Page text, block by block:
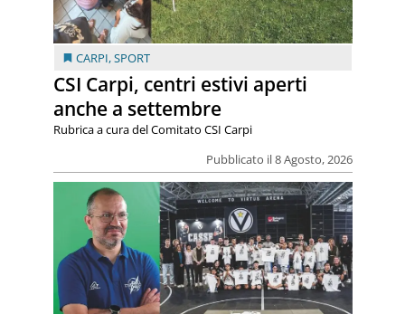
CARPI,SPORT
CSI Carpi, centri estivi aperti
anche a settembre
Pubblicato il 8 Agosto, 2026
Rubrica a cura del Comitato CSI Carpi